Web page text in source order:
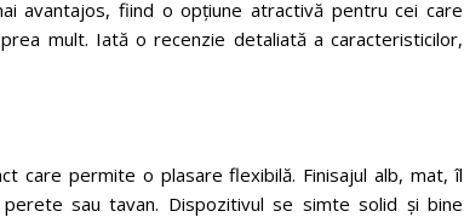
avantajos, fiind o opțiune atractivă pentru cei care
mult. Iată o recenzie detaliată a caracteristicilor,
care permite o plasare flexibilă. Finisajul alb, mat, îl
sau tavan. Dispozitivul se simte solid și bine